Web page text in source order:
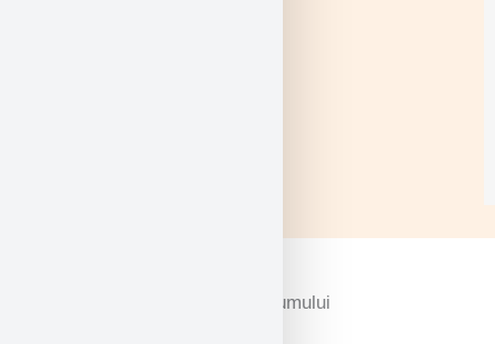
Prezentare generală a curriculumului